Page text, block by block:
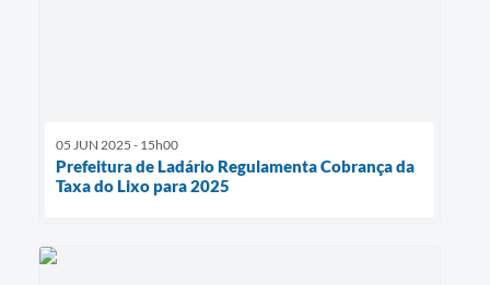
05 JUN 2025 - 15h00
Prefeitura de Ladário Regulamenta Cobrança da
Taxa do Lixo para 2025